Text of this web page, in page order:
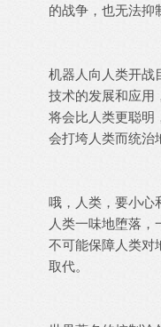
的战争，也无法抑
机器人向人类开战
技术的发展和应用
将会比人类更聪明
会打垮人类而统治
哦，人类，要小心
人类一味地堕落
不可能保障人类
取代。